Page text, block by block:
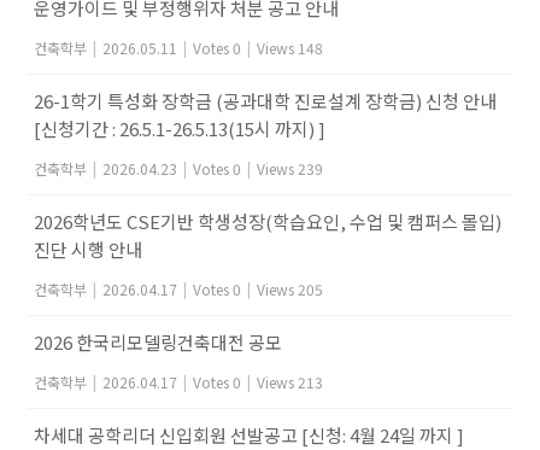
운영가이드 및 부정행위자 처분 공고 안내
건축학부 | 2026.05.11 | Votes 0 | Views 148
26-1학기 특성화 장학금 (공과대학 진로설계 장학금) 신청 안내
[신청기간 : 26.5.1-26.5.13(15시 까지) ]
건축학부 | 2026.04.23 | Votes 0 | Views 239
2026학년도 CSE기반 학생성장(학습요인, 수업 및 캠퍼스 몰입)
진단 시행 안내
건축학부 | 2026.04.17 | Votes 0 | Views 205
2026 한국리모델링건축대전 공모
건축학부 | 2026.04.17 | Votes 0 | Views 213
차세대 공학리더 신입회원 선발공고 [신청: 4월 24일 까지 ]